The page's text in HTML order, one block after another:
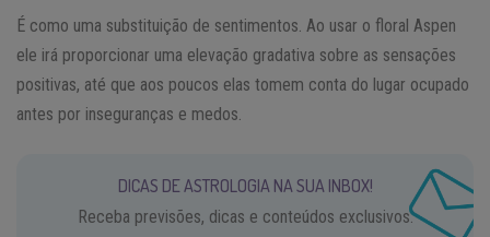
É como uma substituição de sentimentos. Ao usar o floral Aspen
ele irá proporcionar uma elevação gradativa sobre as sensações
positivas, até que aos poucos elas tomem conta do lugar ocupado
antes por inseguranças e medos.
DICAS DE ASTROLOGIA NA SUA INBOX!
Receba previsões, dicas e conteúdos exclusivos.